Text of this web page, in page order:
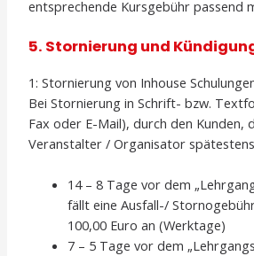
entsprechende Kursgebühr passend
5. Stornierung und
1: Stornierung von Inhouse
Bei Stornierung in Schrift- bzw.
Fax oder E-Mail), durch den Kunden,
Veranstalter / Organisator spätestens
14 – 8 Tage vor dem
fällt eine Ausfall-/
100,00 Euro an (Werktage)
7 – 5 Tage vor dem